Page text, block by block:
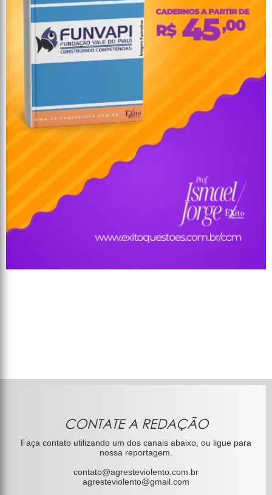
CONTATE A REDAÇÃO
Faça contato utilizando um dos canais abaixo, ou ligue para
nossa reportagem.
contato@agresteviolento.com.br
agresteviolento@gmail.com